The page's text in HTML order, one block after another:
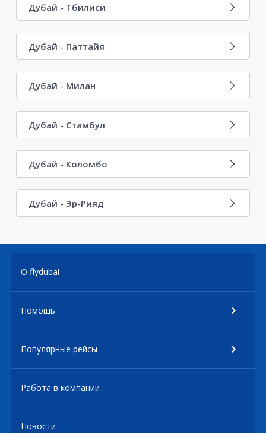
Дубай - Тбилиси
Дубай - Паттайя
Дубай - Милан
Дубай - Стамбул
Дубай - Коломбо
Дубай - Эр-Рияд
О flydubai
Помощь
Популярные рейсы
Работа в компании
Новости